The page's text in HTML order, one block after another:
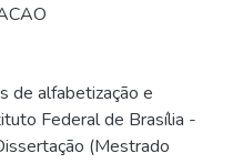
de alfabetização e
Federal de Brasília -
(Mestrado